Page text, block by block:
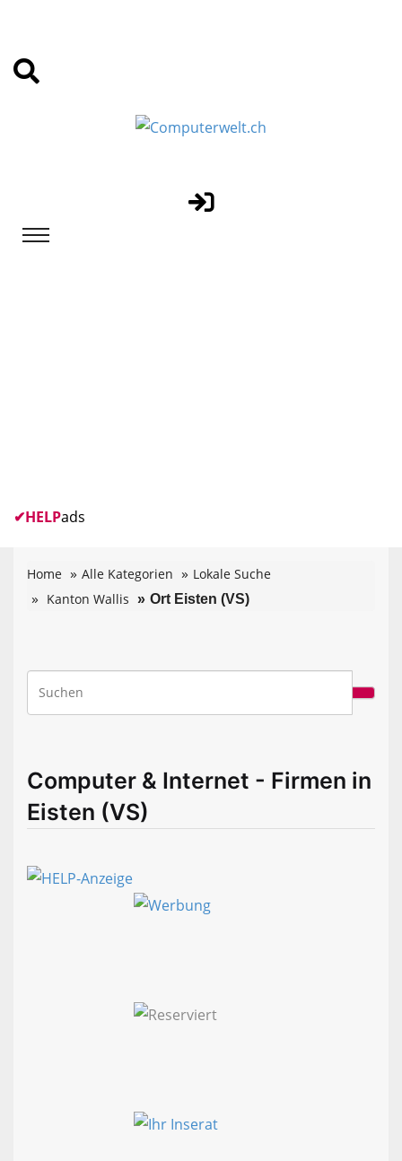
✔HELPads
Home Alle Kategorien
Lokale Suche
Kanton Wallis
Ort Eisten (VS)
Computer & Internet - Firmen in
Eisten (VS)